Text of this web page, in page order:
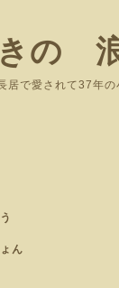
の
区長居
ん